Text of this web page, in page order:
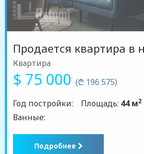
Продается квартира в
Квартира
$ 75 000 (₾ 196 575)
Год постройки:
Площадь: 44 м2
Ванные:
Подробнее